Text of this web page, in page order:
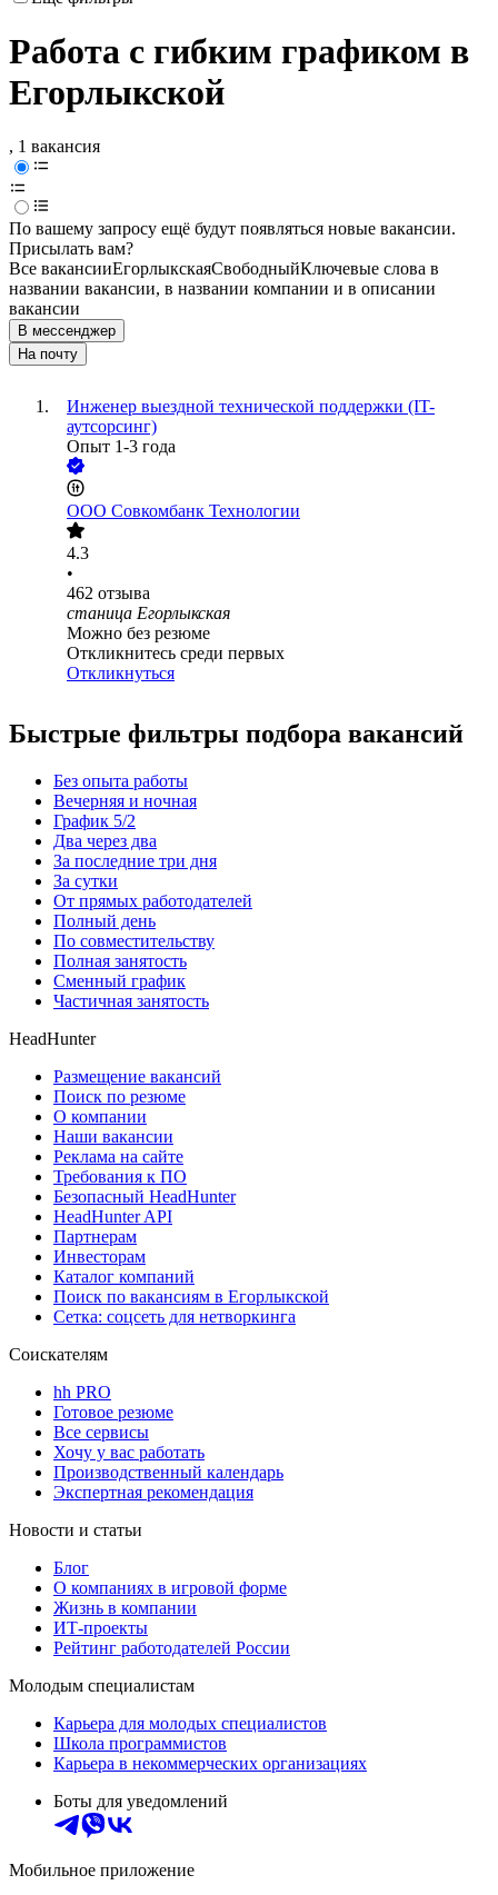
Работа с гибким графиком в
Егорлыкской
, 1 вакансия
По вашему запросу ещё будут появляться новые вакансии.
Присылать вам?
Все вакансииЕгорлыкскаяСвободныйКлючевые слова в
названии вакансии, в названии компании и в описании
вакансии
В мессенджер
На почту
Инженер выездной технической поддержки (IT-
аутсорсинг)
Опыт 1-3 года
ООО Совкомбанк Технологии
4.3
•
462 отзыва
станица Егорлыкская
Можно без резюме
Откликнитесь среди первых
Откликнуться
Быстрые фильтры подбора вакансий
Без опыта работы
Вечерняя и ночная
График 5/2
Два через два
За последние три дня
За сутки
От прямых работодателей
Полный день
По совместительству
Полная занятость
Сменный график
Частичная занятость
HeadHunter
Размещение вакансий
Поиск по резюме
О компании
Наши вакансии
Реклама на сайте
Требования к ПО
Безопасный HeadHunter
HeadHunter API
Партнерам
Инвесторам
Каталог компаний
Поиск по вакансиям в Егорлыкской
Сетка: соцсеть для нетворкинга
Соискателям
hh PRO
Готовое резюме
Все сервисы
Хочу у вас работать
Производственный календарь
Экспертная рекомендация
Новости и статьи
Блог
О компаниях в игровой форме
Жизнь в компании
ИТ-проекты
Рейтинг работодателей России
Молодым специалистам
Карьера для молодых специалистов
Школа программистов
Карьера в некоммерческих организациях
Боты для уведомлений
Мобильное приложение